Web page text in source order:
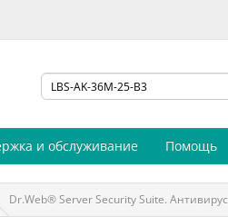
и обслуживание Помощь
Dr.Web® Server Security Suite. Антивирус